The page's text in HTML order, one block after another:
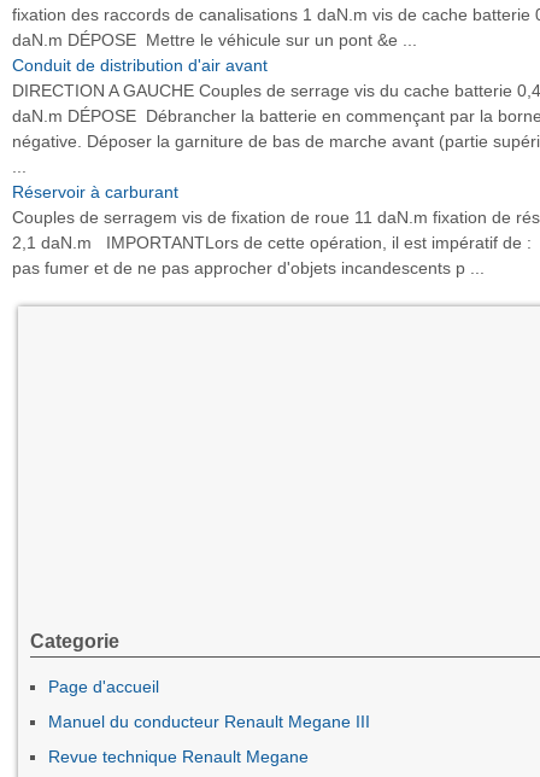
fixation des raccords de canalisations 1 daN.m vis de cache batterie
daN.m DÉPOSE Mettre le véhicule sur un pont &e ...
Conduit de distribution d'air avant
DIRECTION A GAUCHE Couples de serrage vis du cache batterie 0,4
daN.m DÉPOSE Débrancher la batterie en commençant par la
négative. Déposer la garniture de bas de marche avant (partie
Réservoir à carburant
Couples de serragem vis de fixation de roue 11 daN.m fixation de
2,1 daN.m IMPORTANTLors de cette opération, il est impératif de :
pas fumer et de ne pas approcher d'objets incandescents p ...
Categorie
Page d'accueil
Manuel du conducteur Renault Megane III
Revue technique Renault Megane